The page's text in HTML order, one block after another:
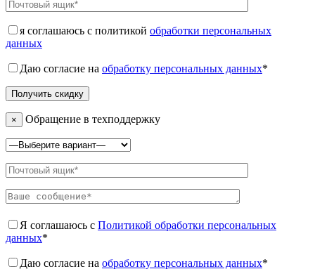
я соглашаюсь с политикой обработки персональных
данных
Даю согласие на обработку персональных данных*
× Обращение в техподдержку
Я соглашаюсь с Политикой обработки персональных
данных*
Даю согласие на обработку персональных данных*